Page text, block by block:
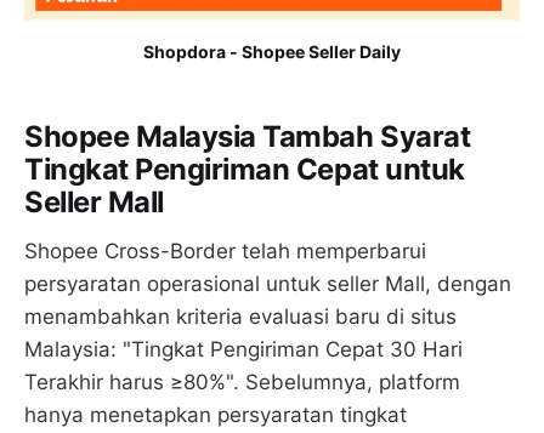
Shopdora - Shopee Seller Daily
Shopee Malaysia Tambah Syarat
Tingkat Pengiriman Cepat untuk
Seller Mall
Shopee Cross-Border telah memperbarui
persyaratan operasional untuk seller Mall, dengan
menambahkan kriteria evaluasi baru di situs
Malaysia: "Tingkat Pengiriman Cepat 30 Hari
Terakhir harus ≥80%". Sebelumnya, platform
hanya menetapkan persyaratan tingkat